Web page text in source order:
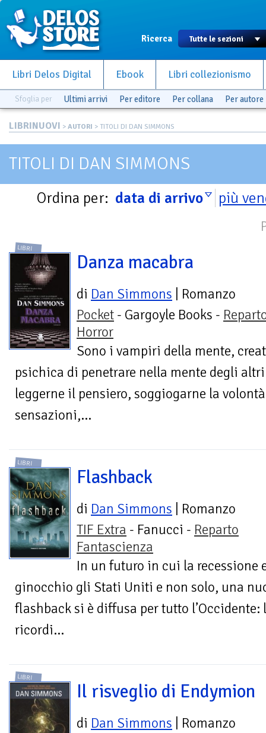
Ricerca
Libri Delos Digital Ebook Libri collezionismo
Sfoglia per Ultimi arrivi Per editore Per collana Per autore
LIBRINUOVI > AUTORI > TITOLI DI DAN SIMMONS
TITOLI DI DAN SIMMONS
Ordina per: data di arrivo più
LIBRI
Danza macabra
di Dan Simmons | Romanzo
Pocket - Gargoyle Books -
Horror
Sono i vampiri della mente,
psichica di penetrare nella mente degli
leggerne il pensiero, soggiogarne la
sensazioni,...
LIBRI
Flashback
di Dan Simmons | Romanzo
TIF Extra - Fanucci - Reparto
Fantascienza
In un futuro in cui la recessione
ginocchio gli Stati Uniti e non solo, una
flashback si è diffusa per tutto
ricordi...
LIBRI
Il risveglio di Endymion
di Dan Simmons | Romanzo